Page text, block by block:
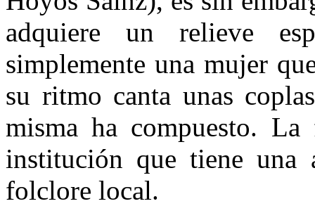
adquiere un relieve
simplemente una mujer
su ritmo canta unas
misma ha compuesto.
institución que tiene una
folclore local.